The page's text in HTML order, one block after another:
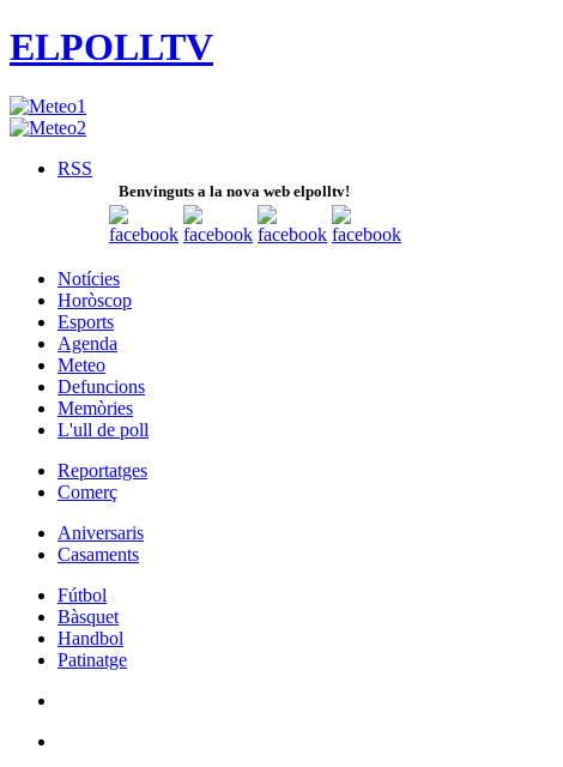
ELPOLLTV
RSS
Benvinguts a la nova web elpolltv!
Notícies
Horòscop
Esports
Agenda
Meteo
Defuncions
Memòries
L'ull de poll
Reportatges
Comerç
Aniversaris
Casaments
Fútbol
Bàsquet
Handbol
Patinatge